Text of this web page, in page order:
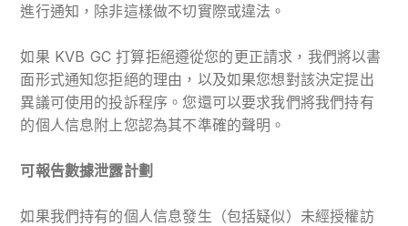
進行通知，除非這樣做不切實際或違法。
如果 KVB GC 打算拒絕遵從您的更正請求，我們將以書
面形式通知您拒絕的理由，以及如果您想對該決定提出
異議可使用的投訴程序。您還可以要求我們將我們持有
的個人信息附上您認為其不準確的聲明。
可報告數據泄露計劃
如果我們持有的個人信息發生（包括疑似）未經授權訪